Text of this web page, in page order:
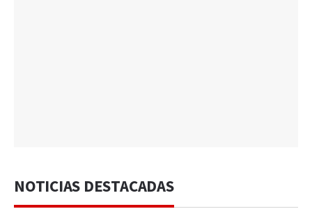
NOTICIAS DESTACADAS